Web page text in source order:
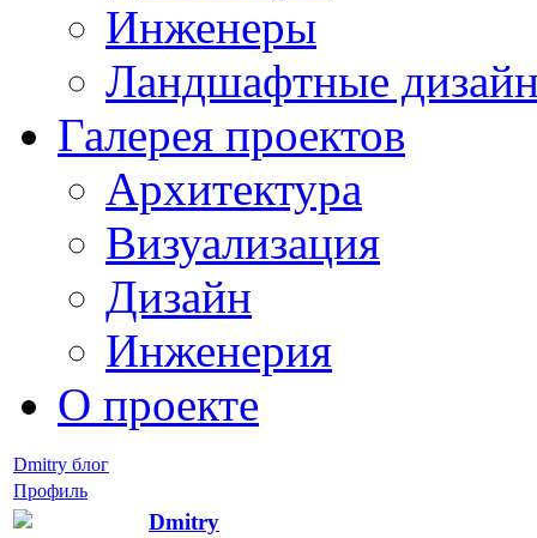
Инженеры
Ландшафтные
Галерея проектов
Архитектура
Визуализация
Дизайн
Инженерия
О проекте
Dmitry блог
Профиль
Dmitry